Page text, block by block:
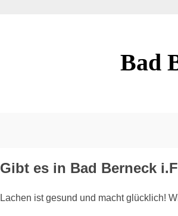
Bad
Gibt es in Bad Berneck
Lachen ist gesund und macht glücklich!